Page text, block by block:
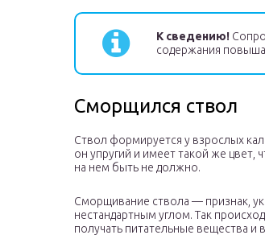
К сведению!
содержания
Сморщился ствол
Ствол формируется у взрослых
он упругий и имеет такой же цвет,
на нем быть не должно.
Сморщивание ствола — признак,
нестандартным углом. Так
получать питательные вещества